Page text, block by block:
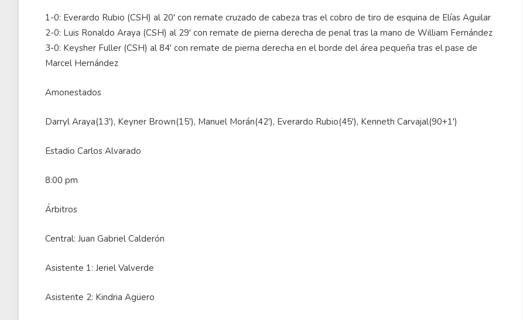
1-0: Everardo Rubio (CSH) al 20' con remate cruzado de cabeza tras el cobro de tiro de esquina de Elías Aguilar
2-0: Luis Ronaldo Araya (CSH) al 29' con remate de pierna derecha de penal tras la mano de William Fernández
3-0: Keysher Fuller (CSH) al 84' con remate de pierna derecha en el borde del área pequeña tras el pase de
Marcel Hernández
Amonestados
Darryl Araya(13'), Keyner Brown(15'), Manuel Morán(42'), Everardo Rubio(45'), Kenneth Carvajal(90+1')
Estadio Carlos Alvarado
8:00 pm
Árbitros
Central: Juan Gabriel Calderón
Asistente 1: Jeriel Valverde
Asistente 2: Kindria Agüero